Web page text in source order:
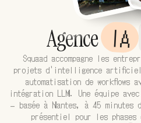
Agence IA
Squaad accompagne les
projets d'intelligence
automatisation de workflows
intégration LLM. Une équipe
— basée à Nantes, à 45
présentiel pour les phases